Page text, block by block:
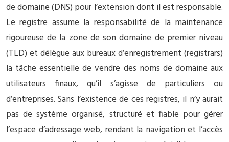
de domaine (DNS) pour l’extension dont il est responsable.
Le registre assume la responsabilité de la maintenance
rigoureuse de la zone de son domaine de premier niveau
(TLD) et délègue aux bureaux d’enregistrement (registrars)
la tâche essentielle de vendre des noms de domaine aux
utilisateurs finaux, qu’il s’agisse de particuliers ou
d’entreprises. Sans l’existence de ces registres, il n’y aurait
pas de système organisé, structuré et fiable pour gérer
l’espace d’adressage web, rendant la navigation et l’accès